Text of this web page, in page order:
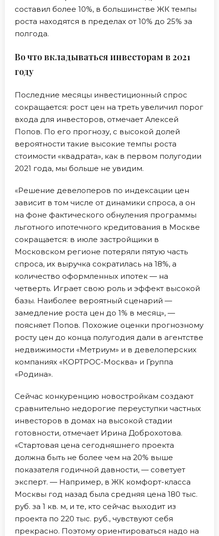
составил более 10%, в большинстве ЖК темпы
роста находятся в пределах от 10% до 25% за
полгода.
Во что вкладываться инвесторам в 2021
году
Последние месяцы инвестиционный спрос
сокращается: рост цен на треть увеличил порог
входа для инвесторов, отмечает Алексей
Попов. По его прогнозу, с высокой долей
вероятности такие высокие темпы роста
стоимости «квадрата», как в первом полугодии
2021 года, мы больше не увидим.
«Решение девелоперов по индексации цен
зависит в том числе от динамики спроса, а он
на фоне фактического обнуления программы
льготного ипотечного кредитования в Москве
сокращается: в июле застройщики в
Московском регионе потеряли пятую часть
спроса, их выручка сократилась на 18%, а
количество оформленных ипотек — на
четверть. Играет свою роль и эффект высокой
базы. Наиболее вероятный сценарий —
замедление роста цен до 1% в месяц», —
поясняет Попов. Похожие оценки прогнозному
росту цен до конца полугодия дали в агентстве
недвижимости «Метриум» и в девелоперских
компаниях «КОРТРОС-Москва» и Группа
«Родина».
Сейчас конкуренцию новостройкам создают
сравнительно недорогие переуступки частных
инвесторов в домах на высокой стадии
готовности, отмечает Ирина Доброхотова.
«Стартовая цена сегодняшнего проекта
должна быть не более чем на 20% выше
показателя годичной давности, — советует
эксперт. — Например, в ЖК комфорт-класса
Москвы год назад была средняя цена 180 тыс.
руб. за 1 кв. м, и те, кто сейчас выходит из
проекта по 220 тыс. руб., чувствуют себя
прекрасно. Поэтому ориентироваться надо на